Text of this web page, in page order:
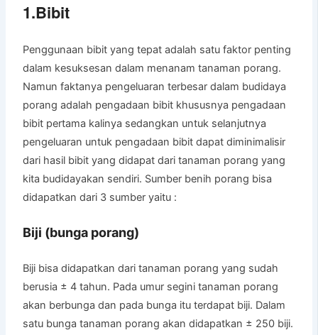
1.Bibit
Penggunaan bibit yang tepat adalah satu faktor penting
dalam kesuksesan dalam menanam tanaman porang.
Namun faktanya pengeluaran terbesar dalam budidaya
porang adalah pengadaan bibit khususnya pengadaan
bibit pertama kalinya sedangkan untuk selanjutnya
pengeluaran untuk pengadaan bibit dapat diminimalisir
dari hasil bibit yang didapat dari tanaman porang yang
kita budidayakan sendiri. Sumber benih porang bisa
didapatkan dari 3 sumber yaitu :
Biji (bunga porang)
Biji bisa didapatkan dari tanaman porang yang sudah
berusia ± 4 tahun. Pada umur segini tanaman porang
akan berbunga dan pada bunga itu terdapat biji. Dalam
satu bunga tanaman porang akan didapatkan ± 250 biji.